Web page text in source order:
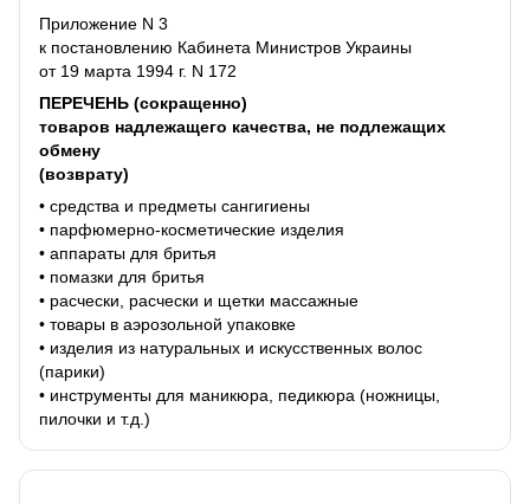
Приложение N 3
к постановлению Кабинета Министров Украины
от 19 марта 1994 г. N 172
ПЕРЕЧЕНЬ (сокращенно)
товаров надлежащего качества, не подлежащих
обмену
(возврату)
• средства и предметы сангигиены
• парфюмерно-косметические изделия
• аппараты для бритья
• помазки для бритья
• расчески, расчески и щетки массажные
• товары в аэрозольной упаковке
• изделия из натуральных и искусственных волос
(парики)
• инструменты для маникюра, педикюра (ножницы,
пилочки и т.д.)